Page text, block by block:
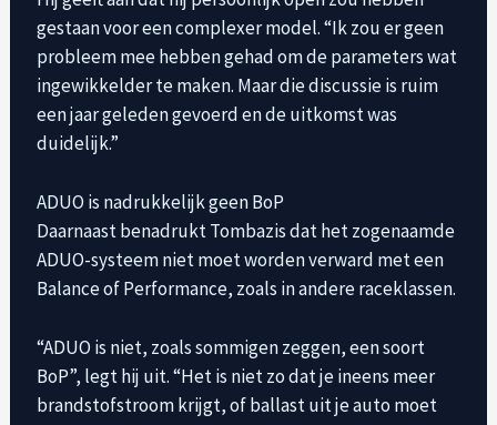
gestaan ​​voor een complexer model. “Ik zou er geen
probleem mee hebben gehad om de parameters wat
ingewikkelder te maken. Maar die discussie is ruim
een ​​jaar geleden gevoerd en de uitkomst was
duidelijk.”
ADUO is nadrukkelijk geen BoP
Daarnaast benadrukt Tombazis dat het zogenaamde
ADUO-systeem niet moet worden verward met een
Balance of Performance, zoals in andere raceklassen.
“ADUO is niet, zoals sommigen zeggen, een soort
BoP”, legt hij uit. “Het is niet zo dat je ineens meer
brandstofstroom krijgt, of ballast uit je auto moet